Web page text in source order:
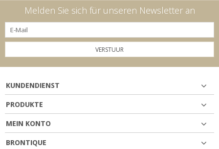
Melden Sie sich für unseren Newsletter an
VERSTUUR
KUNDENDIENST
PRODUKTE
MEIN KONTO
BRONTIQUE